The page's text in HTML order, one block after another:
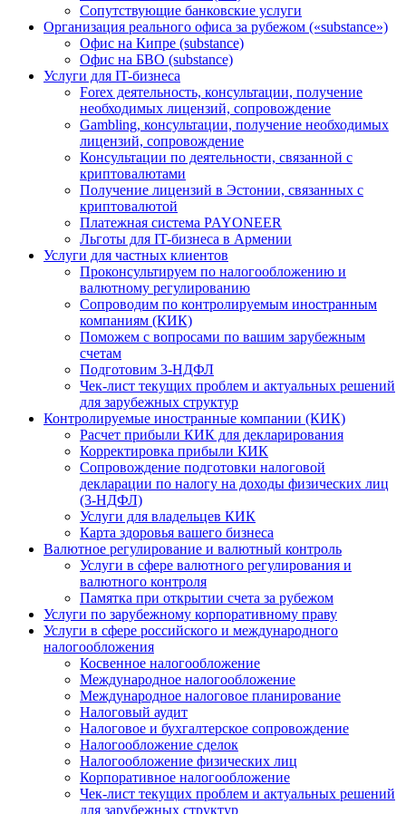
Сопутствующие банковские услуги
Организация реального офиса за рубежом («substance»)
Офис на Кипре (substance)
Офис на БВО (substance)
Услуги для IT-бизнеса
Forex деятельность, консультации, получение
необходимых лицензий, сопровождение
Gambling, консультации, получение необходимых
лицензий, сопровождение
Консультации по деятельности, связанной с
криптовалютами
Получение лицензий в Эстонии, связанных с
криптовалютой
Платежная система PAYONEER
Льготы для IT-бизнеса в Армении
Услуги для частных клиентов
Проконсультируем по налогообложению и
валютному регулированию
Сопроводим по контролируемым иностранным
компаниям (КИК)
Поможем с вопросами по вашим зарубежным
счетам
Подготовим 3-НДФЛ
Чек-лист текущих проблем и актуальных решений
для зарубежных структур
Контролируемые иностранные компании (КИК)
Расчет прибыли КИК для декларирования
Корректировка прибыли КИК
Сопровождение подготовки налоговой
декларации по налогу на доходы физических лиц
(3-НДФЛ)
Услуги для владельцев КИК
Карта здоровья вашего бизнеса
Валютное регулирование и валютный контроль
Услуги в сфере валютного регулирования и
валютного контроля
Памятка при открытии счета за рубежом
Услуги по зарубежному корпоративному праву
Услуги в сфере российского и международного
налогообложения
Косвенное налогообложение
Международное налогообложение
Международное налоговое планирование
Налоговый аудит
Налоговое и бухгалтерское сопровождение
Налогообложение сделок
Налогообложение физических лиц
Корпоративное налогообложение
Чек-лист текущих проблем и актуальных решений
для зарубежных структур